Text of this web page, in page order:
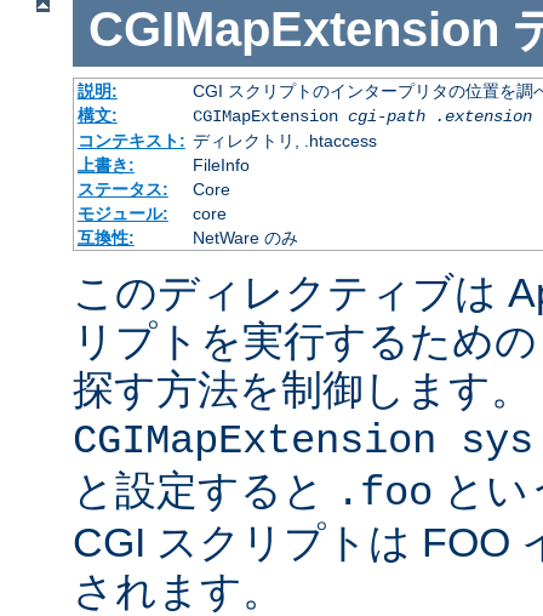
CGIMapExtension
説明:
CGI スクリプトのインタープリタの位置を調
構文:
CGIMapExtension cgi-path
.extension
コンテキスト: ディレクトリ, .htaccess
上書き:
FileInfo
ステータス:
Core
モジュール:
core
互換性:
NetWare のみ
このディレクティブは
リプトを実行するため
探す方法を制御します
CGIMapExtension
と設定すると
.foo と
CGI スクリプトは FOO
されます。